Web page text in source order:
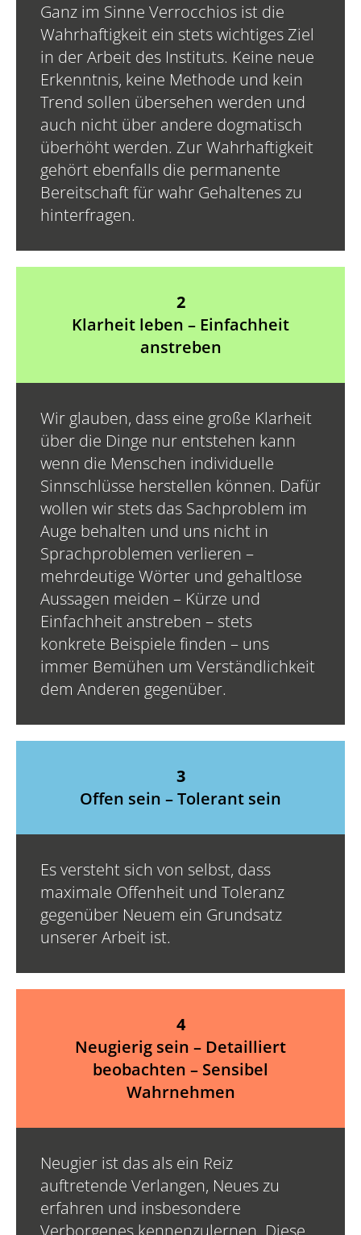
Ganz im Sinne Verrocchios ist die
Wahrhaftigkeit ein stets wichtiges Ziel
in der Arbeit des Instituts. Keine neue
Erkenntnis, keine Methode und kein
Trend sollen übersehen werden und
auch nicht über andere dogmatisch
überhöht werden. Zur Wahrhaftigkeit
gehört ebenfalls die permanente
Bereitschaft für wahr Gehaltenes zu
hinterfragen.
2
Klarheit leben – Einfachheit
anstreben
Wir glauben, dass eine große Klarheit
über die Dinge nur entstehen kann
wenn die Menschen individuelle
Sinnschlüsse herstellen können. Dafür
wollen wir stets das Sachproblem im
Auge behalten und uns nicht in
Sprachproblemen verlieren –
mehrdeutige Wörter und gehaltlose
Aussagen meiden – Kürze und
Einfachheit anstreben – stets
konkrete Beispiele finden – uns
immer Bemühen um Verständlichkeit
dem Anderen gegenüber.
3
Offen sein – Tolerant sein
Es versteht sich von selbst, dass
maximale Offenheit und Toleranz
gegenüber Neuem ein Grundsatz
unserer Arbeit ist.
4
Neugierig sein – Detailliert
beobachten – Sensibel
Wahrnehmen
Neugier ist das als ein Reiz
auftretende Verlangen, Neues zu
erfahren und insbesondere